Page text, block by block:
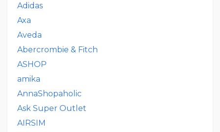
Adidas
Axa
Aveda
Abercrombie & Fitch
ASHOP
amika
AnnaShopaholic
Ask Super Outlet
AIRSIM